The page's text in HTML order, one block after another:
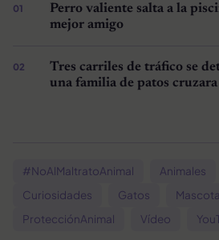
Perro valiente salta a la
mejor amigo
Tres carriles de tráfico se
una familia de patos
#NoAlMaltratoAnimal Animales
Curiosidades
Gatos
ProtecciónAnimal
Vídeo